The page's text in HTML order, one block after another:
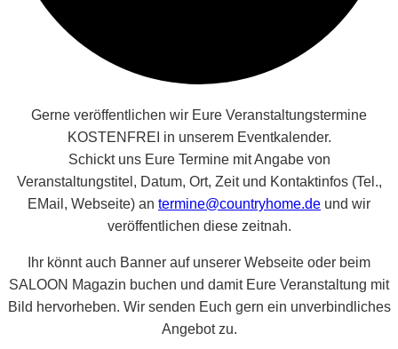
Gerne veröffentlichen wir Eure Veranstaltungstermine
KOSTENFREI in unserem Eventkalender.
Schickt uns Eure Termine mit Angabe von
Veranstaltungstitel, Datum, Ort, Zeit und Kontaktinfos (Tel.,
EMail, Webseite) an termine@countryhome.de und wir
veröffentlichen diese zeitnah.
Ihr könnt auch Banner auf unserer Webseite oder beim
SALOON Magazin buchen und damit Eure Veranstaltung mit
Bild hervorheben. Wir senden Euch gern ein unverbindliches
Angebot zu.